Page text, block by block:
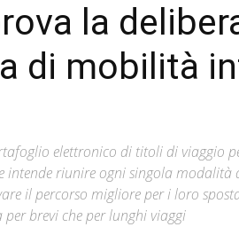
dalle
Città
la
di mobilità
elettronico di titoli di viaggio
intende riunire ogni singola modalità
il percorso migliore per i loro
brevi che per lunghi viaggi